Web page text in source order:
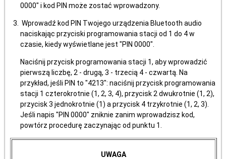
0000" i kod PIN może zostać wprowadzony.
Wprowadź kod PIN Twojego urządzenia Bluetooth audio
naciskając przyciski programowania stacji od 1 do 4 w
czasie, kiedy wyświetlane jest "PIN 0000".
Naciśnij przycisk programowania stacji 1, aby wprowadzić
pierwszą liczbę, 2 - drugą, 3 - trzecią 4 - czwartą. Na
przykład, jeśli PIN to "4213": naciśnij przycisk programowania
stacji 1 czterokrotnie (1, 2, 3, 4), przycisk 2 dwukrotnie (1, 2),
przycisk 3 jednokrotnie (1) a przycisk 4 trzykrotnie (1, 2, 3).
Jeśli napis "PIN 0000" zniknie zanim wprowadzisz kod,
powtórz procedurę zaczynając od punktu 1.
UWAGA